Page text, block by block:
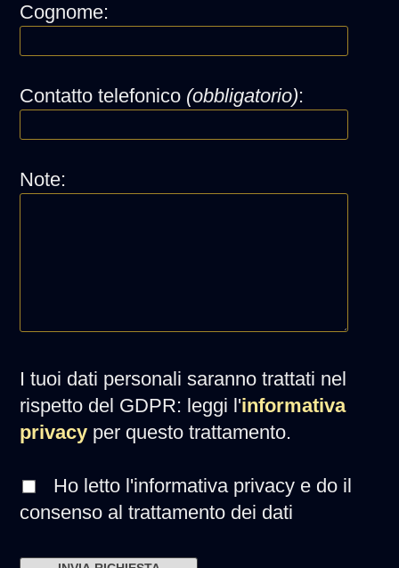
Cognome:
Contatto telefonico (obbligatorio):
Note:
I tuoi dati personali saranno trattati nel
rispetto del GDPR: leggi l'informativa
privacy per questo trattamento.
Ho letto l'informativa privacy e do il
consenso al trattamento dei dati